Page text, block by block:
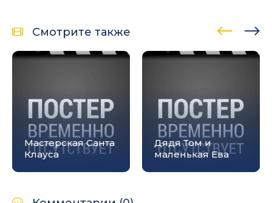
Смотрите также
Мастерская Санта
Клауса
Дядя Том и
маленькая Ева